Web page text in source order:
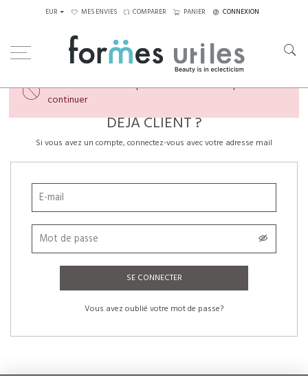
EUR MES ENVIES COMPARER PANIER CONNEXION
Veuillez créer un compte ou vous connecter pour
continuer
DÉJÀ CLIENT ?
Si vous avez un compte, connectez-vous avec votre adresse mail
SE CONNECTER
Vous avez oublié votre mot de passe?